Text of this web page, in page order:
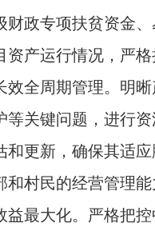
政专项扶贫资金
产运行情况，严
全周期管理。明
关键问题，进行
更新，确保其适
村民的经营管理
最大化。严格把